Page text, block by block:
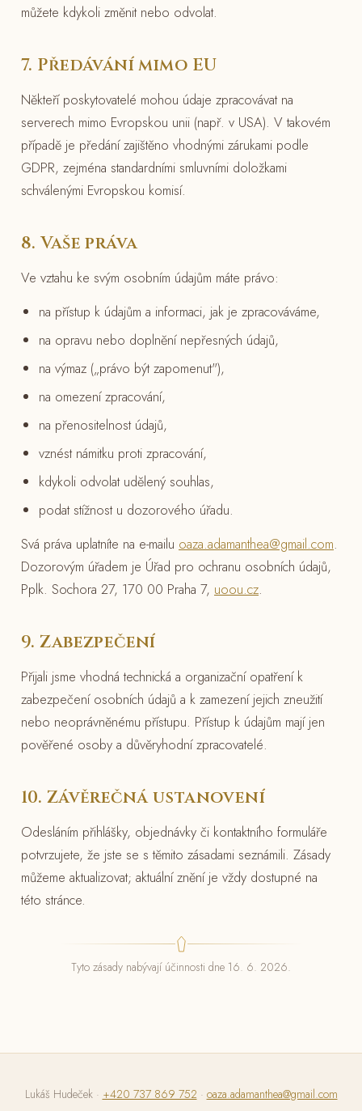
můžete kdykoli změnit nebo odvolat.
7. Předávání mimo EU
Někteří poskytovatelé mohou údaje zpracovávat na
serverech mimo Evropskou unii (např. v USA). V takovém
případě je předání zajištěno vhodnými zárukami podle
GDPR, zejména standardními smluvními doložkami
schválenými Evropskou komisí.
8. Vaše práva
Ve vztahu ke svým osobním údajům máte právo:
na přístup k údajům a informaci, jak je zpracováváme,
na opravu nebo doplnění nepřesných údajů,
na výmaz („právo být zapomenut"),
na omezení zpracování,
na přenositelnost údajů,
vznést námitku proti zpracování,
kdykoli odvolat udělený souhlas,
podat stížnost u dozorového úřadu.
Svá práva uplatníte na e-mailu oaza.adamanthea@gmail.com.
Dozorovým úřadem je Úřad pro ochranu osobních údajů,
Pplk. Sochora 27, 170 00 Praha 7, uoou.cz.
9. Zabezpečení
Přijali jsme vhodná technická a organizační opatření k
zabezpečení osobních údajů a k zamezení jejich zneužití
nebo neoprávněnému přístupu. Přístup k údajům mají jen
pověřené osoby a důvěryhodní zpracovatelé.
10. Závěrečná ustanovení
Odesláním přihlášky, objednávky či kontaktního formuláře
potvrzujete, že jste se s těmito zásadami seznámili. Zásady
můžeme aktualizovat; aktuální znění je vždy dostupné na
této stránce.
Tyto zásady nabývají účinnosti dne 16. 6. 2026.
Lukáš Hudeček · +420 737 869 752 · oaza.adamanthea@gmail.com